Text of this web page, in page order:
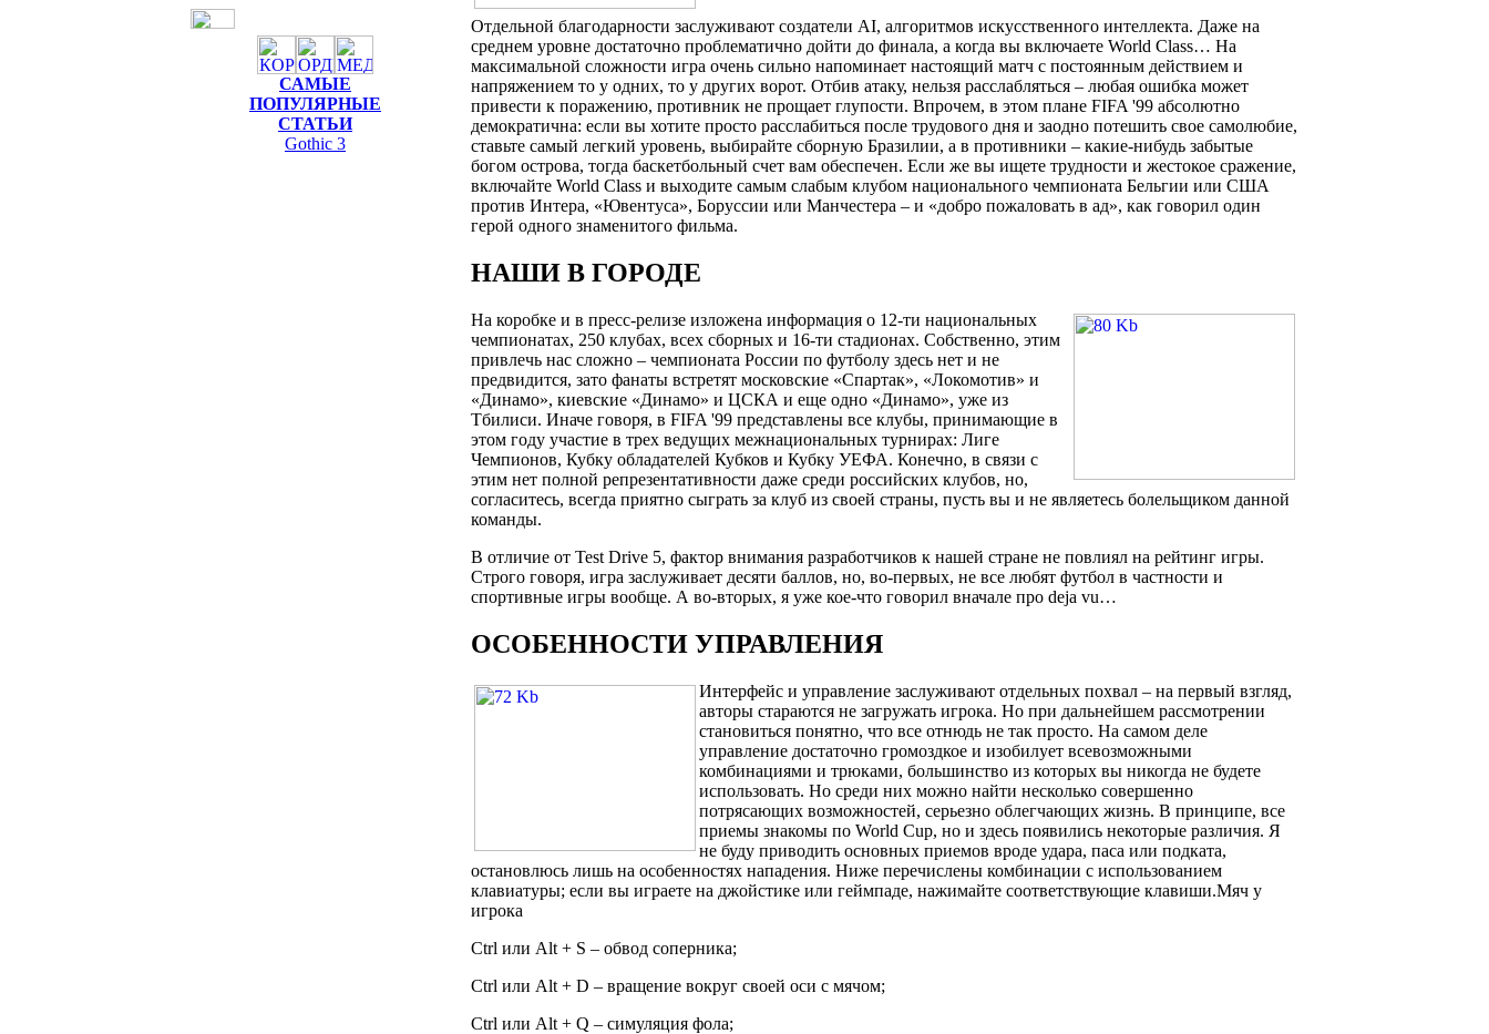
САМЫЕ
ПОПУЛЯРНЫЕ
СТАТЬИ
Gothic 3
Отдельной благодарности заслуживают создатели AI, алгоритмов искусственного интеллекта. Даже на
среднем уровне достаточно проблематично дойти до финала, а когда вы включаете World Class… На
максимальной сложности игра очень сильно напоминает настоящий матч с постоянным действием и
напряжением то у одних, то у других ворот. Отбив атаку, нельзя расслабляться – любая ошибка может
привести к поражению, противник не прощает глупости. Впрочем, в этом плане FIFA '99 абсолютно
демократична: если вы хотите просто расслабиться после трудового дня и заодно потешить свое самолюбие,
ставьте самый легкий уровень, выбирайте сборную Бразилии, а в противники – какие-нибудь забытые
богом острова, тогда баскетбольный счет вам обеспечен. Если же вы ищете трудности и жестокое сражение,
включайте World Class и выходите самым слабым клубом национального чемпионата Бельгии или США
против Интера, «Ювентуса», Боруссии или Манчестера – и «добро пожаловать в ад», как говорил один
герой одного знаменитого фильма.
НАШИ В ГОРОДЕ
На коробке и в пресс-релизе изложена информация о 12-ти национальных
чемпионатах, 250 клубах, всех сборных и 16-ти стадионах. Собственно, этим
привлечь нас сложно – чемпионата России по футболу здесь нет и не
предвидится, зато фанаты встретят московские «Спартак», «Локомотив» и
«Динамо», киевские «Динамо» и ЦСКА и еще одно «Динамо», уже из
Тбилиси. Иначе говоря, в FIFA '99 представлены все клубы, принимающие в
этом году участие в трех ведущих межнациональных турнирах: Лиге
Чемпионов, Кубку обладателей Кубков и Кубку УЕФА. Конечно, в связи с
этим нет полной репрезентативности даже среди российских клубов, но,
согласитесь, всегда приятно сыграть за клуб из своей страны, пусть вы и не являетесь болельщиком данной
команды.
В отличие от Test Drive 5, фактор внимания разработчиков к нашей стране не повлиял на рейтинг игры.
Строго говоря, игра заслуживает десяти баллов, но, во-первых, не все любят футбол в частности и
спортивные игры вообще. А во-вторых, я уже кое-что говорил вначале про deja vu…
ОСОБЕННОСТИ УПРАВЛЕНИЯ
Интерфейс и управление заслуживают отдельных похвал – на первый взгляд,
авторы стараются не загружать игрока. Но при дальнейшем рассмотрении
становиться понятно, что все отнюдь не так просто. На самом деле
управление достаточно громоздкое и изобилует всевозможными
комбинациями и трюками, большинство из которых вы никогда не будете
использовать. Но среди них можно найти несколько совершенно
потрясающих возможностей, серьезно облегчающих жизнь. В принципе, все
приемы знакомы по World Cup, но и здесь появились некоторые различия. Я
не буду приводить основных приемов вроде удара, паса или подката,
остановлюсь лишь на особенностях нападения. Ниже перечислены комбинации с использованием
клавиатуры; если вы играете на джойстике или геймпаде, нажимайте соответствующие клавиши.Мяч у
игрока
Ctrl или Alt + S – обвод соперника;
Ctrl или Alt + D – вращение вокруг своей оси с мячом;
Ctrl или Alt + Q – симуляция фола;